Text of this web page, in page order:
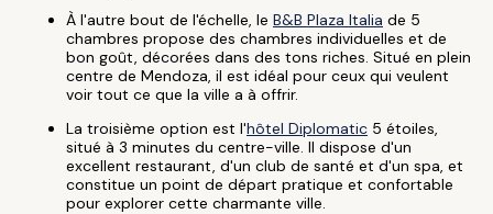
À l'autre bout de l'échelle, le B&B Plaza Italia de 5
chambres propose des chambres individuelles et de
bon goût, décorées dans des tons riches. Situé en plein
centre de Mendoza, il est idéal pour ceux qui veulent
voir tout ce que la ville a à offrir.
La troisième option est l'hôtel Diplomatic 5 étoiles,
situé à 3 minutes du centre-ville. Il dispose d'un
excellent restaurant, d'un club de santé et d'un spa, et
constitue un point de départ pratique et confortable
pour explorer cette charmante ville.